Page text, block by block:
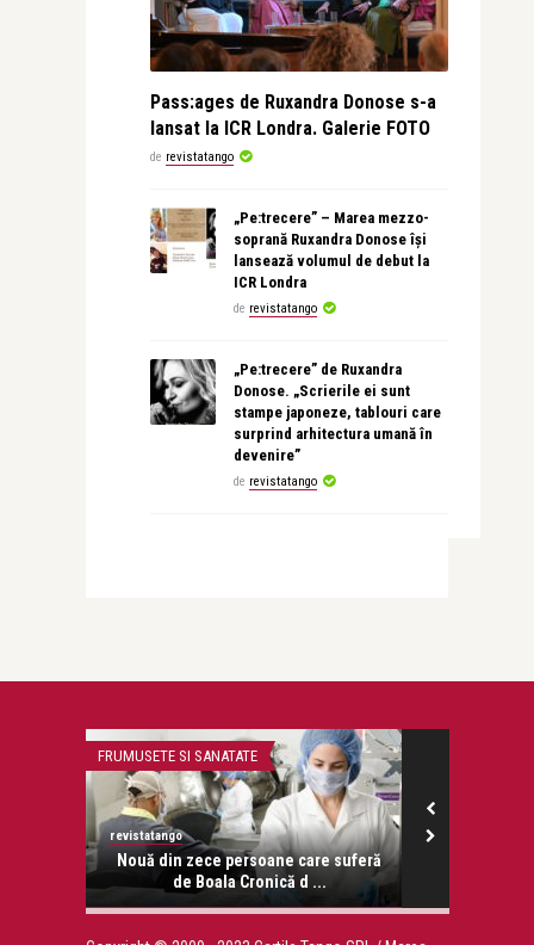
Pass:ages de Ruxandra Donose s-a
lansat la ICR Londra. Galerie FOTO
de revistatango
„Pe:trecere” – Marea mezzo-
soprană Ruxandra Donose își
lansează volumul de debut la
ICR Londra
de revistatango
„Pe:trecere” de Ruxandra
Donose. „Scrierile ei sunt
stampe japoneze, tablouri care
surprind arhitectura umană în
devenire”
de revistatango
FRUMUSETE SI SANATATE
revistatango
Nouă din zece persoane care suferă
de Boala Cronică d ...